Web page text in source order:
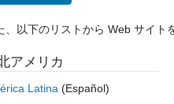
、以下のリストから Web サイト
アメリカ
Latina (Español)